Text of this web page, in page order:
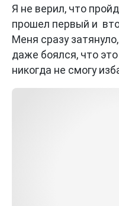
Я не верил, что
прошел первый и
Меня сразу
даже боялся, что
никогда не смогу